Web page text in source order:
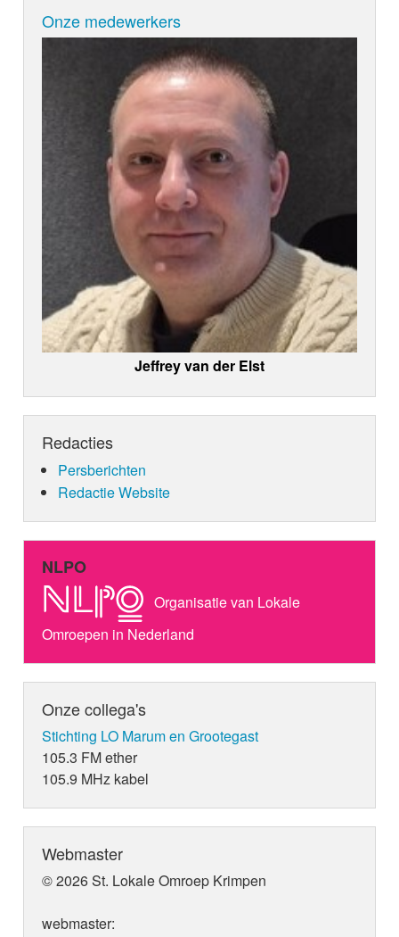
Onze medewerkers
Jeffrey van der Elst
Redacties
Persberichten
Redactie Website
NLPO
Organisatie van Lokale
Omroepen in Nederland
Onze collega's
Stichting LO Marum en Grootegast
105.3 FM ether
105.9 MHz kabel
Webmaster
© 2026 St. Lokale Omroep Krimpen
webmaster: